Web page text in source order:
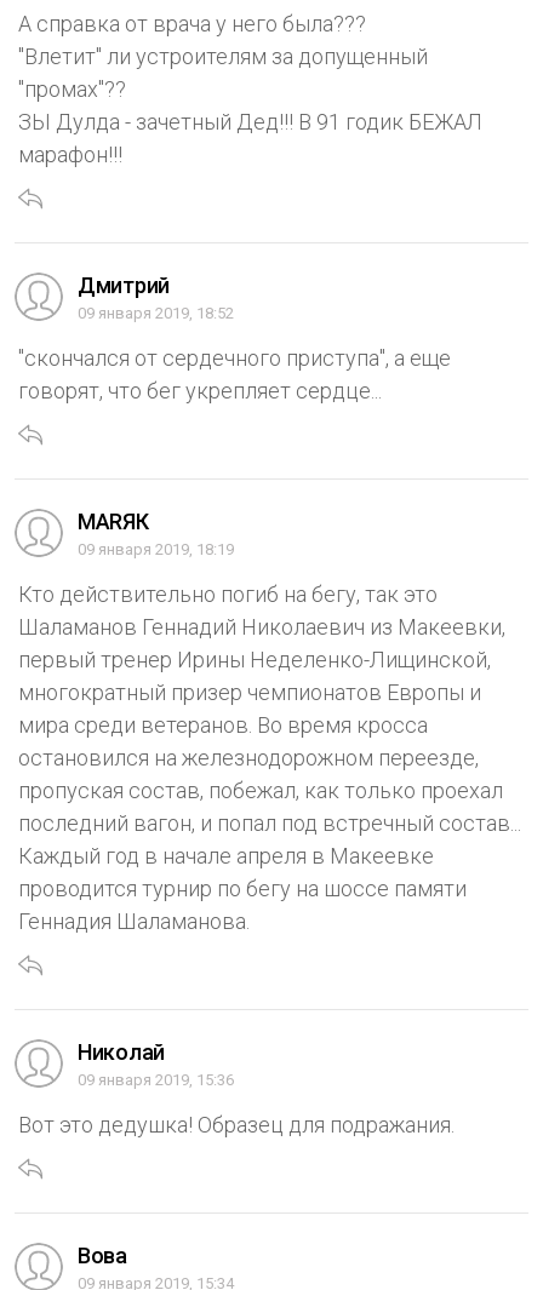
А справка от врача у него была???
"Влетит" ли устроителям за допущенный
"промах"??
ЗЫ Дулда - зачетный Дед!!! В 91 годик БЕЖАЛ
марафон!!!
Дмитрий
09 января 2019, 18:52
"скончался от сердечного приступа", а еще
говорят, что бег укрепляет сердце...
МАRЯК
09 января 2019, 18:19
Кто действительно погиб на бегу, так это
Шаламанов Геннадий Николаевич из Макеевки,
первый тренер Ирины Неделенко-Лищинской,
многократный призер чемпионатов Европы и
мира среди ветеранов. Во время кросса
остановился на железнодорожном переезде,
пропуская состав, побежал, как только проехал
последний вагон, и попал под встречный состав...
Каждый год в начале апреля в Макеевке
проводится турнир по бегу на шоссе памяти
Геннадия Шаламанова.
Николай
09 января 2019, 15:36
Вот это дедушка! Образец для подражания.
Вова
09 января 2019, 15:34